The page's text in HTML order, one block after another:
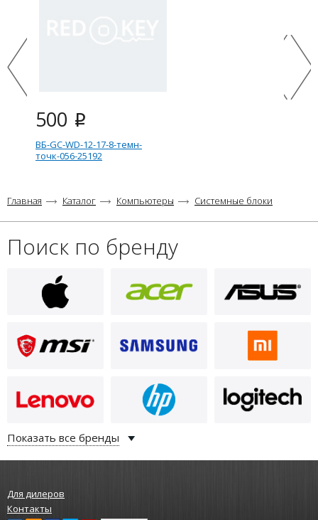
500 i
ВБ-GC-WD-12-17-8-темн-
точк-056-25192
500i
Главная Каталог Компьютеры Системные блоки
Поиск по бренду
Показать все бренды
Для дилеров
Контакты